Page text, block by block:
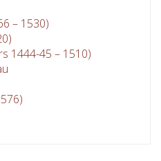
– 1530)
1444-45 – 1510)